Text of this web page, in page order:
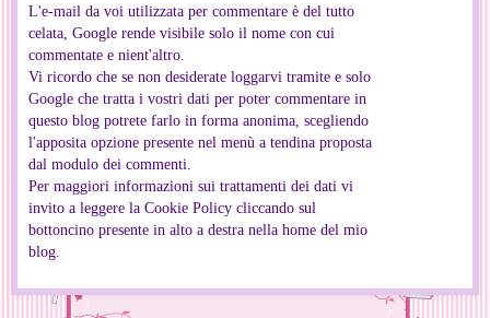
L'e-mail da voi utilizzata per commentare è del tutto
celata, Google rende visibile solo il nome con cui
commentate e nient'altro.
Vi ricordo che se non desiderate loggarvi tramite e solo
Google che tratta i vostri dati per poter commentare in
questo blog potrete farlo in forma anonima, scegliendo
l'apposita opzione presente nel menù a tendina proposta
dal modulo dei commenti.
Per maggiori informazioni sui trattamenti dei dati vi
invito a leggere la Cookie Policy cliccando sul
bottoncino presente in alto a destra nella home del mio
blog.